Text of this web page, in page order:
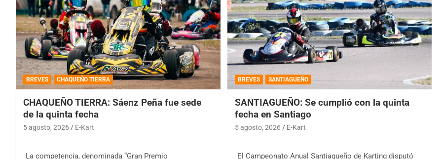
BREVES CHAQUEÑO TIERRA
CHAQUEÑO TIERRA: Sáenz Peña fue sede
de la quinta fecha
5 agosto, 2026 E-Kart
La competencia, denominada “Gran Premio
BREVES SANTIAGUEÑO
SANTIAGUEÑO: Se cumplió con la quinta
fecha en Santiago
5 agosto, 2026 E-Kart
El Campeonato Anual Santiagueño de Karting disputó